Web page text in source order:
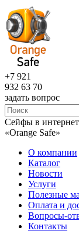
+7 921
932 63 70
задать вопрос
Сейфы в
«Оrange Safe»
О компании
Каталог
Новости
Услуги
Полезные
Оплата и
Вопросы-
Контакты